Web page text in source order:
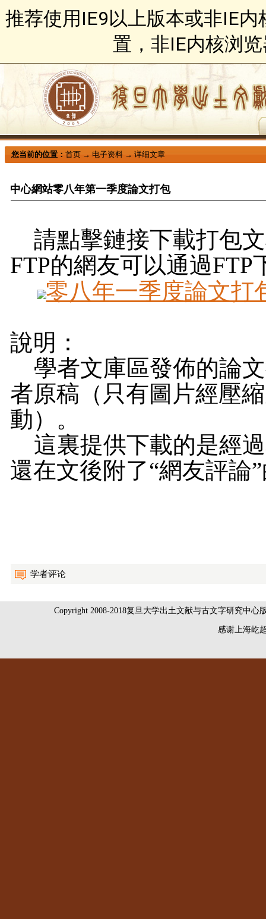
推荐使用IE9以上版本或非IE
置，非IE内核浏
您当前的位置：首页 → 电子资料 →详细文章
中心網站零八年第一季度論文打包
請點擊鏈接下載打包
FTP的網友可以通過FTP
零八年一季度論文打
說明：
學者文庫區發佈的論
者原稿（只有圖片經壓
動）。
這裏提供下載的是經
還在文後附了“網友評論
学者评论
Copyright 2008-2018复旦大学出土文献与古文字研究中
感谢上海屹